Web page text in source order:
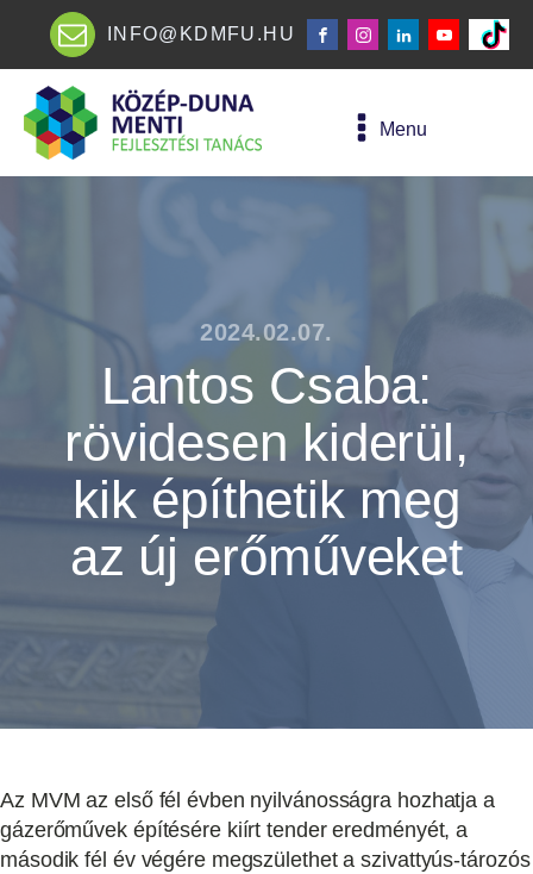
INFO@KDMFU.HU
Menu
2024.02.07.
Lantos Csaba:
rövidesen kiderül,
kik építhetik meg
az új erőműveket
Az MVM az első fél évben nyilvánosságra hozhatja a
gázerőművek építésére kiírt tender eredményét, a
második fél év végére megszülethet a szivattyús-tározós